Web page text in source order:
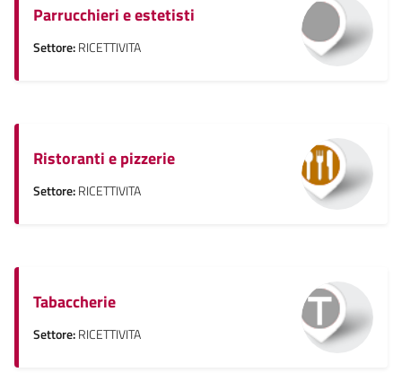
Parrucchieri e estetisti
Settore:RICETTIVITA
Ristoranti e pizzerie
Settore:RICETTIVITA
Tabaccherie
Settore:RICETTIVITA